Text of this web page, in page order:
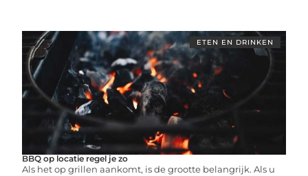
ETEN EN DRINKEN
BBQ op locatie regel je zo
Als het op grillen aankomt, is de grootte belangrijk. Als u